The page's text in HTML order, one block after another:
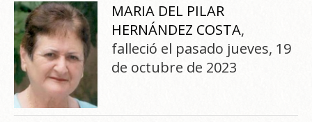
MARIA DEL PILAR
HERNÁNDEZ COSTA,
falleció el pasado jueves, 19
de octubre de 2023